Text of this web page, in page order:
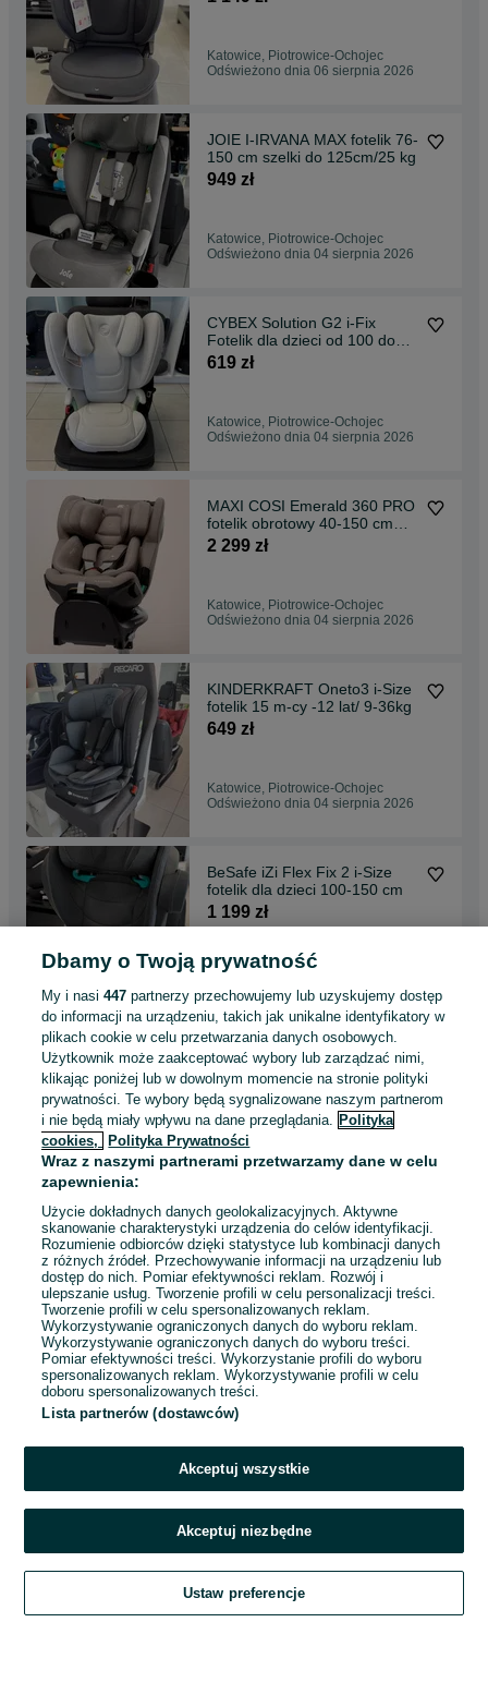
Katowice, Piotrowice-Ochojec
Odświeżono dnia 06 sierpnia 2026
JOIE I-IRVANA MAX fotelik 76-
150 cm szelki do 125cm/25 kg
949 zł
Katowice, Piotrowice-Ochojec
Odświeżono dnia 04 sierpnia 2026
CYBEX Solution G2 i-Fix
Fotelik dla dzieci od 100 do
150 cm *NOWOŚĆ*
619 zł
Katowice, Piotrowice-Ochojec
Odświeżono dnia 04 sierpnia 2026
MAXI COSI Emerald 360 PRO
fotelik obrotowy 40-150 cm
*NOWOŚĆ*
2 299 zł
Katowice, Piotrowice-Ochojec
Odświeżono dnia 04 sierpnia 2026
KINDERKRAFT Oneto3 i-Size
fotelik 15 m-cy -12 lat/ 9-36kg
649 zł
Katowice, Piotrowice-Ochojec
Odświeżono dnia 04 sierpnia 2026
BeSafe iZi Flex Fix 2 i-Size
fotelik dla dzieci 100-150 cm
1 199 zł
Katowice, Piotrowice-Ochojec
Odświeżono dnia 03 sierpnia 2026
NUNA Arra Next + Base Next
Fotelik dla niemowlaka na
ISOFIX do 85cm
2 099 zł
Katowice, Piotrowice-Ochojec
Odświeżono dnia 02 sierpnia 2026
1 2 3 ... 26
Zadzwoń / SMS
Szukaj Obserwujesz Dodaj Czat Konto
Dbamy o Twoją prywatność
My i nasi447 partnerzy przechowujemy lub uzyskujemy dostęp
do informacji na urządzeniu, takich jak unikalne identyfikatory w
plikach cookie w celu przetwarzania danych osobowych.
Użytkownik może zaakceptować wybory lub zarządzać nimi,
klikając poniżej lub w dowolnym momencie na stronie polityki
prywatności. Te wybory będą sygnalizowane naszym partnerom
i nie będą miały wpływu na dane przeglądania. Polityka
cookies,
Polityka Prywatności
Wraz z naszymi partnerami przetwarzamy dane w celu
zapewnienia:
Użycie dokładnych danych geolokalizacyjnych. Aktywne
skanowanie charakterystyki urządzenia do celów identyfikacji.
Rozumienie odbiorców dzięki statystyce lub kombinacji danych
z różnych źródeł. Przechowywanie informacji na urządzeniu lub
dostęp do nich. Pomiar efektywności reklam. Rozwój i
ulepszanie usług. Tworzenie profili w celu personalizacji treści.
Tworzenie profili w celu spersonalizowanych reklam.
Wykorzystywanie ograniczonych danych do wyboru reklam.
Wykorzystywanie ograniczonych danych do wyboru treści.
Pomiar efektywności treści. Wykorzystanie profili do wyboru
spersonalizowanych reklam. Wykorzystywanie profili w celu
doboru spersonalizowanych treści.
Lista partnerów (dostawców)
Akceptuj wszystkie
Akceptuj niezbędne
Ustaw preferencje